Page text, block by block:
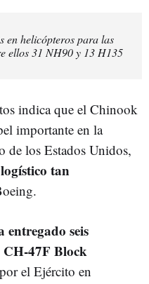
en helicópteros para las
ellos 31 NH90 y 13 H135
indica que el Chinook
importante en la
de los Estados Unidos,
tan
entregado seis
CH-47F Block
el Ejército en